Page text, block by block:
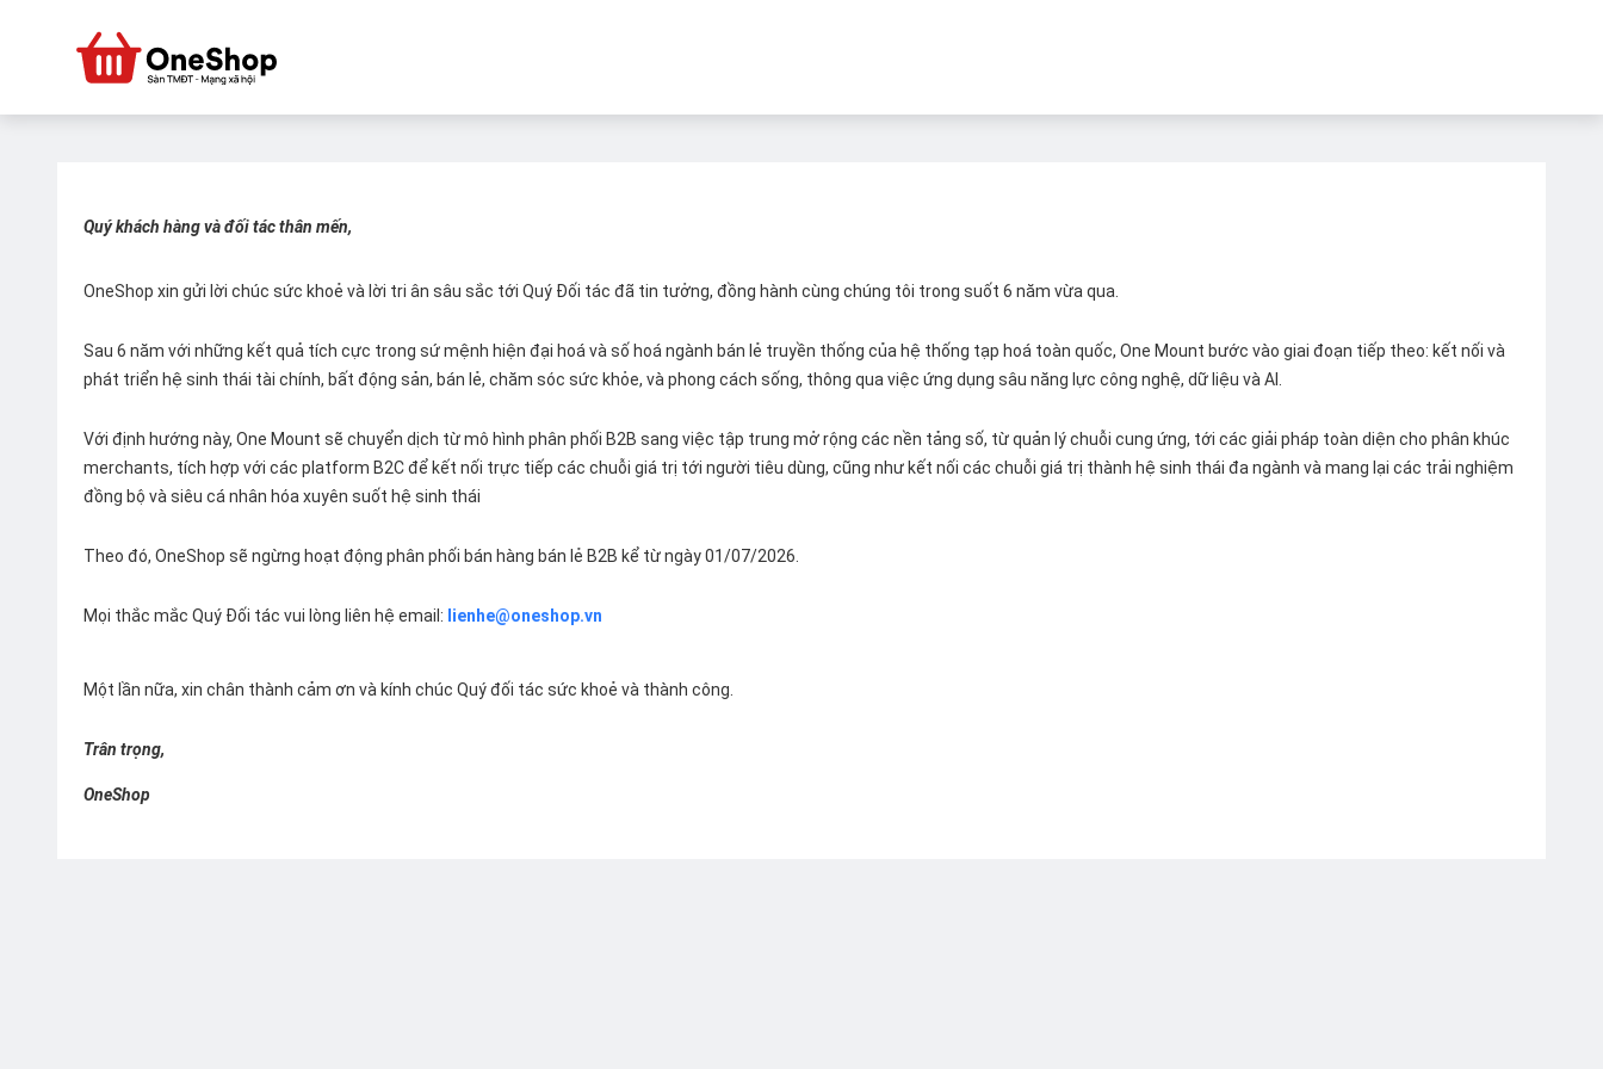
Quý khách hàng và đối tác thân mến,
OneShop xin gửi lời chúc sức khoẻ và lời tri ân sâu sắc tới Quý Đối tác đã tin tưởng, đồng hành cùng chúng tôi trong suốt 6 năm vừa qua.
Sau 6 năm với những kết quả tích cực trong sứ mệnh hiện đại hoá và số hoá ngành bán lẻ truyền thống của hệ thống tạp hoá toàn quốc, One Mount bước vào giai đoạn tiếp theo: kết nối và
phát triển hệ sinh thái tài chính, bất động sản, bán lẻ, chăm sóc sức khỏe, và phong cách sống, thông qua việc ứng dụng sâu năng lực công nghệ, dữ liệu và AI.
Với định hướng này, One Mount sẽ chuyển dịch từ mô hình phân phối B2B sang việc tập trung mở rộng các nền tảng số, từ quản lý chuỗi cung ứng, tới các giải pháp toàn diện cho phân khúc
merchants, tích hợp với các platform B2C để kết nối trực tiếp các chuỗi giá trị tới người tiêu dùng, cũng như kết nối các chuỗi giá trị thành hệ sinh thái đa ngành và mang lại các trải nghiệm
đồng bộ và siêu cá nhân hóa xuyên suốt hệ sinh thái
Theo đó, OneShop sẽ ngừng hoạt động phân phối bán hàng bán lẻ B2B kể từ ngày 01/07/2026.
Mọi thắc mắc Quý Đối tác vui lòng liên hệ email: lienhe@oneshop.vn
Một lần nữa, xin chân thành cảm ơn và kính chúc Quý đối tác sức khoẻ và thành công.
Trân trọng,
OneShop